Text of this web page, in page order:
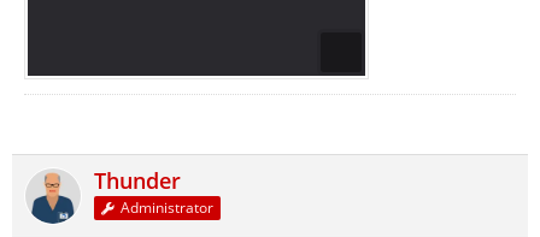
Thunder
Administrator